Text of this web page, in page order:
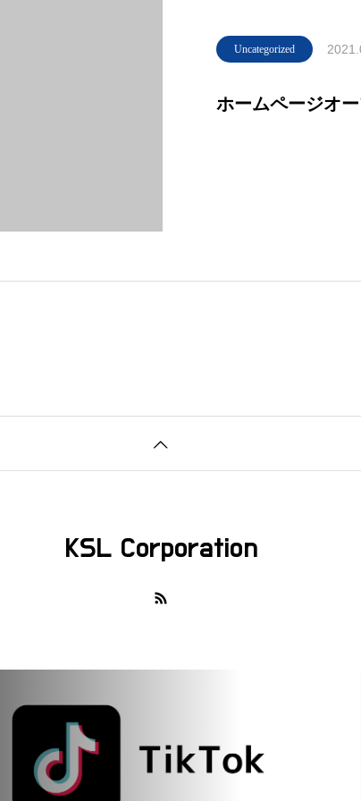
Uncategorized
ホームページオ
KSL Corporation